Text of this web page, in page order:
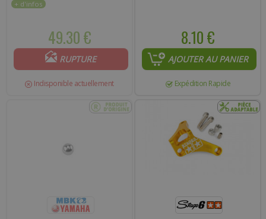
49.30 €
RUPTURE
Indisponible actuellement
8.10 €
AJOUTER AU PANIER
Expédition Rapide